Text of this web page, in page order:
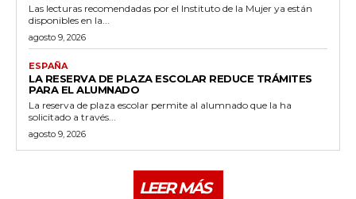
Las lecturas recomendadas por el Instituto de la Mujer ya están
disponibles en la...
agosto 9, 2026
ESPAÑA
LA RESERVA DE PLAZA ESCOLAR REDUCE TRÁMITES
PARA EL ALUMNADO
La reserva de plaza escolar permite al alumnado que la ha
solicitado a través...
agosto 9, 2026
LEER MÁS